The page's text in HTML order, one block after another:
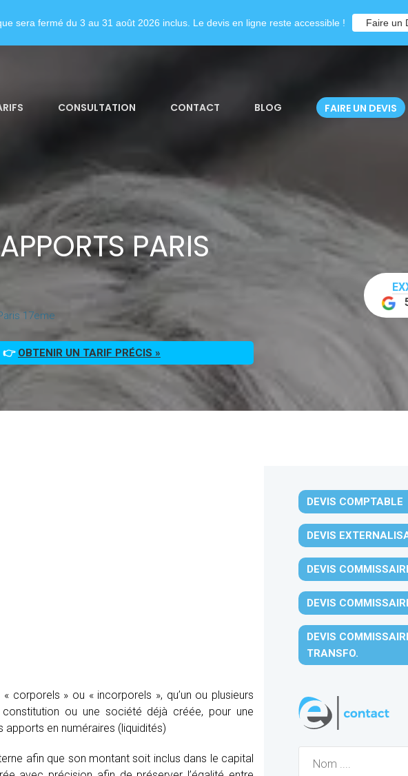
CONSULTATION CONTACT BLOG FAIRE UN DEVIS
PARIS
17eme
👉 OBTENIR UN TARIF PRÉCIS »
» ou « incorporels », qu’un ou plusieurs
ou une société déjà créée, pour une
en numéraires (liquidités)
afin que son montant soit inclus dans le capital
DEVIS COMPTABLE
DEVIS
DEVIS
DEVIS
DEVIS
TRANSFO.
sera fermé du 3 au 31 août 2026 inclus. Le devis en ligne reste accessible ! Faire un